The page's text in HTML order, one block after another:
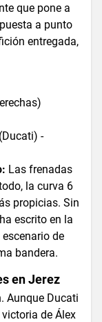
que pone a
a punto
entregada,
-
Las frenadas
la curva 6
propicias. Sin
escrito en la
de
bandera.
en Jerez
Aunque Ducati
de Álex